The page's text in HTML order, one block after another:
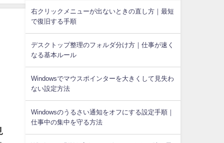
右クリックメニューが出ないときの直し方｜最短
で復旧する手順
デスクトップ整理のフォルダ分け方｜仕事が速く
なる基本ルール
Windowsでマウスポインターを大きくして見失わ
ない設定方法
Windowsのうるさい通知をオフにする設定手順｜
仕事中の集中を守る方法